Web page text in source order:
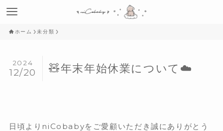
ホーム 未分類
🧸年末年始休業について☁️
2024
12/20
日頃よりniCobabyをご愛顧いただき誠にありがとう